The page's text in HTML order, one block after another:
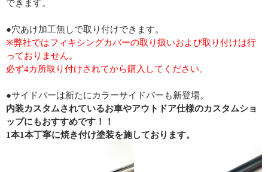
できます。
●穴あけ加工無しで取り付けできます。
※弊社ではフィキシングカバーの取り扱いおよび取り付けは行
っておりません。
必ず4カ所取り付けされてから購入してください。
●サイドバーは新たにカラーサイドバーも新登場。
内装カスタムされているお車やアウトドア仕様のカスタムショ
ップにもおすすめです！！
1本1本丁寧に焼き付け塗装を施しております。